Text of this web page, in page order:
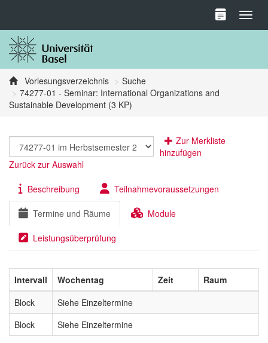
Vorlesungsverzeichnis
Suche
74277-01 - Seminar: International Organizations and
Sustainable Development (3 KP)
Zur Merkliste
hinzufügen
Zurück zur Auswahl
Beschreibung Teilnahmevoraussetzungen
Termine und Räume Module
Leistungsüberprüfung
Intervall Wochentag Zeit
Raum
Block
Siehe Einzeltermine
Block
Siehe Einzeltermine